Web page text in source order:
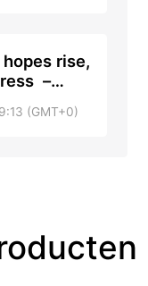
rise,
–
(GMT+0)